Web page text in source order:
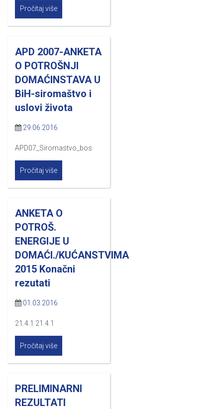
Pročitaj više
APD 2007-ANKETA
O POTROŠNJI
DOMAĆINSTAVA U
BiH-siromaštvo i
uslovi života
29.06.2016
APD07_Siromastvo_bos
Pročitaj više
ANKETA O
POTROŠ.
ENERGIJE U
DOMAĆI./KUĆANSTVIMA
2015 Konačni
rezutati
01.03.2016
21.4.1 21.4.1
Pročitaj više
PRELIMINARNI
REZULTATI